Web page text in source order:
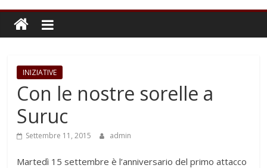
INIZIATIVE
Con le nostre sorelle a
Suruc
Settembre 11, 2015 admin
Martedì 15 settembre è l’anniversario del primo attacco